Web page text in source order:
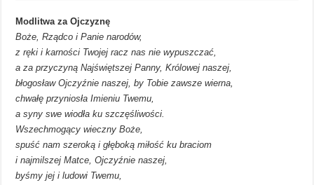
Modlitwa za Ojczyznę
Boże, Rządco i Panie narodów,
z ręki i karności Twojej racz nas nie wypuszczać,
a za przyczyną Najświętszej Panny, Królowej naszej,
błogosław Ojczyźnie naszej, by Tobie zawsze wierna,
chwałę przyniosła Imieniu Twemu,
a syny swe wiodła ku szczęśliwości.
Wszechmogący wieczny Boże,
spuść nam szeroką i głęboką miłość ku braciom
i najmilszej Matce, Ojczyźnie naszej,
byśmy jej i ludowi Twemu,